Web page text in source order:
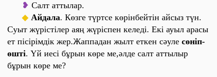
❥ Салт аттылар.
◆ Айдала. Көзге түртсе көрінбейтін айсыз түн.
Суыт жүрістілер аяң жүріспен келеді. Екі ауыл арасы
ет пісірімдік жер.Жаппадан жылт еткен сәуле сөніп-
өшті. Үй иесі бұрын көре ме,әлде салт аттылыр
бұрын көре ме?